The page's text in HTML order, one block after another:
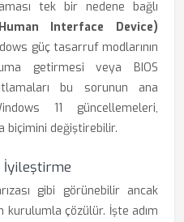
tek bir nedene bağlı
Interface Device)
güç tasarruf modlarının
getirmesi veya BIOS
bu sorunun ana
11 güncellemeleri,
biçimini değiştirebilir.
İyileştirme
gibi görünebilir ancak
çözülür. İşte adım